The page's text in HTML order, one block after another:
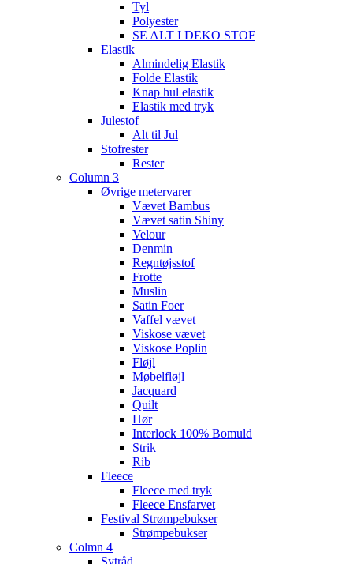
Tyl
Polyester
SE ALT I DEKO STOF
Elastik
Almindelig Elastik
Folde Elastik
Knap hul elastik
Elastik med tryk
Julestof
Alt til Jul
Stofrester
Rester
Column 3
Øvrige metervarer
Vævet Bambus
Vævet satin Shiny
Velour
Denmin
Regntøjsstof
Frotte
Muslin
Satin Foer
Vaffel vævet
Viskose vævet
Viskose Poplin
Fløjl
Møbelfløjl
Jacquard
Quilt
Hør
Interlock 100% Bomuld
Strik
Rib
Fleece
Fleece med tryk
Fleece Ensfarvet
Festival Strømpebukser
Strømpebukser
Colmn 4
Sytråd